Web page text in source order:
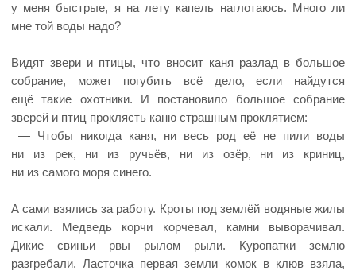
у меня быстрые, я на лету капель наглотаюсь. Много ли
мне той воды надо?
Видят звери и птицы, что вносит каня разлад в большое
собрание, может погубить всё дело, если найдутся
ещё такие охотники. И постановило большое собрание
зверей и птиц проклясть каню страшным проклятием:
— Чтобы никогда каня, ни весь род её не пили воды
ни из рек, ни из ручьёв, ни из озёр, ни из криниц,
ни из самого моря синего.
А сами взялись за работу. Кроты под землёй водяные жилы
искали. Медведь корчи корчевал, камни выворачивал.
Дикие свиньи рвы рылом рыли. Куропатки землю
разгребали. Ласточка первая земли комок в клюв взяла,